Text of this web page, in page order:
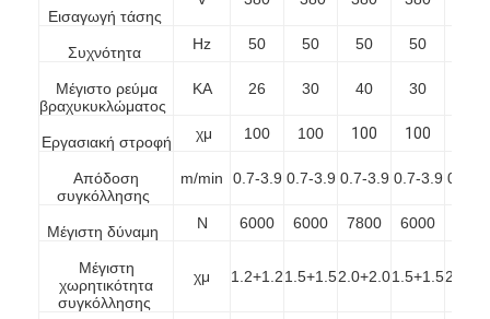
Εισαγωγή τάσης
Συχνότητα Hz 50 50 50 50
Μέγιστο ρεύμα
βραχυκυκλώματος
ΚΑ 26 30 40 30
Εργασιακή στροφή χμ 100 100 100 100
Απόδοση
συγκόλλησης
m/min 0.7-3.9 0.7-3.9 0.7-3.9 0.7-3.9 0.7-
Μέγιστη δύναμη N 6000 6000 7800 6000
Μέγιστη
χωρητικότητα
συγκόλλησης
χμ 1.2+1.21.5+1.52.0+2.01.5+1.5